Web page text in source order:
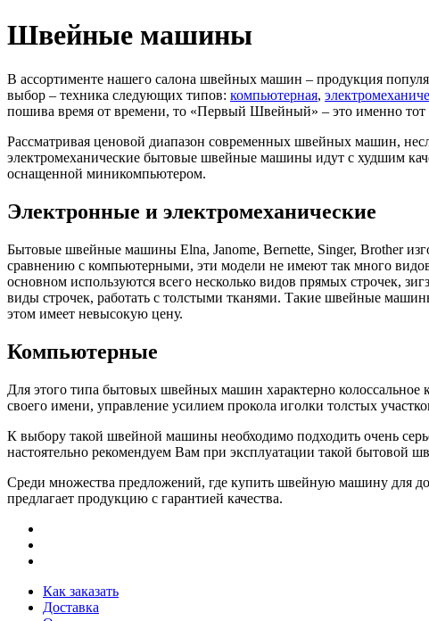
Швейные машины
В ассортименте нашего салона швейных машин – продукция
выбор – техника следующих типов: компьютерная,
пошива время от времени, то «Первый Швейный» – это именно
Рассматривая ценовой диапазон современных швейных машин,
электромеханические бытовые швейные машины идут с худшим
оснащенной миникомпьютером.
Электронные и электромеханические
Бытовые швейные машины Elna, Janome, Bernette, Singer, Brother
сравнению с компьютерными, эти модели не имеют так много
основном используются всего несколько видов прямых строчек,
виды строчек, работать с толстыми тканями. Такие швейные
этом имеет невысокую цену.
Компьютерные
Для этого типа бытовых швейных машин характерно колоссальное
своего имени, управление усилием прокола иголки толстых
К выбору такой швейной машины необходимо подходить очень
настоятельно рекомендуем Вам при эксплуатации такой бытовой
Среди множества предложений, где купить швейную машину для
предлагает продукцию с гарантией качества.
Как заказать
Доставка